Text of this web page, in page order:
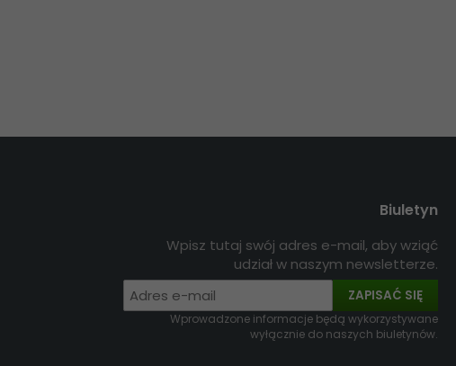
Biuletyn
Wpisz tutaj swój adres e-mail, aby wziąć
udział w naszym newsletterze.
ZAPISAĆ SIĘ
Wprowadzone informacje będą wykorzystywane
wyłącznie do naszych biuletynów.